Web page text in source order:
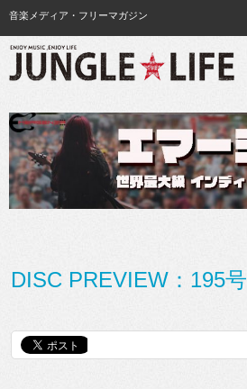
音楽メディア・フリーマガジン
DISC PREVIEW：195号